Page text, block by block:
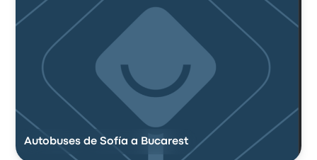
Autobuses de Sofía a Bucarest